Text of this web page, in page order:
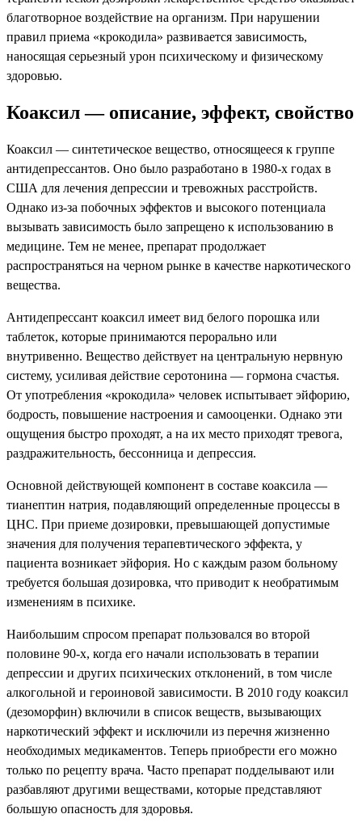
благотворное воздействие на организм. При нарушении
правил приема «крокодила» развивается зависимость,
наносящая серьезный урон психическому и физическому
здоровью.
Коаксил — описание, эффект, свойство
Коаксил — синтетическое вещество, относящееся к группе
антидепрессантов. Оно было разработано в 1980-х годах в
США для лечения депрессии и тревожных расстройств.
Однако из-за побочных эффектов и высокого потенциала
вызывать зависимость было запрещено к использованию в
медицине. Тем не менее, препарат продолжает
распространяться на черном рынке в качестве наркотического
вещества.
Антидепрессант коаксил имеет вид белого порошка или
таблеток, которые принимаются перорально или
внутривенно. Вещество действует на центральную нервную
систему, усиливая действие серотонина — гормона счастья.
От употребления «крокодила» человек испытывает эйфорию,
бодрость, повышение настроения и самооценки. Однако эти
ощущения быстро проходят, а на их место приходят тревога,
раздражительность, бессонница и депрессия.
Основной действующей компонент в составе коаксила —
тианептин натрия, подавляющий определенные процессы в
ЦНС. При приеме дозировки, превышающей допустимые
значения для получения терапевтического эффекта, у
пациента возникает эйфория. Но с каждым разом больному
требуется большая дозировка, что приводит к необратимым
изменениям в психике.
Наибольшим спросом препарат пользовался во второй
половине 90-х, когда его начали использовать в терапии
депрессии и других психических отклонений, в том числе
алкогольной и героиновой зависимости. В 2010 году коаксил
(дезоморфин) включили в список веществ, вызывающих
наркотический эффект и исключили из перечня жизненно
необходимых медикаментов. Теперь приобрести его можно
только по рецепту врача. Часто препарат подделывают или
разбавляют другими веществами, которые представляют
большую опасность для здоровья.